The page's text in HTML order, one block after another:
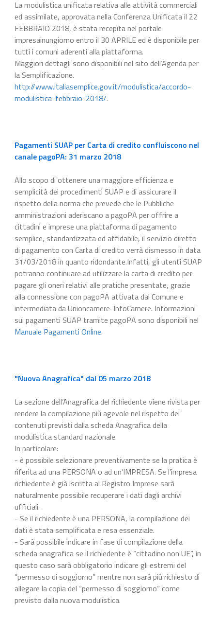
La modulistica unificata relativa alle attività commerciali
ed assimilate, approvata nella Conferenza Unificata il 22
FEBBRAIO 2018, è stata recepita nel portale
impresainungiorno entro il 30 APRILE ed è disponibile per
tutti i comuni aderenti alla piattaforma.
Maggiori dettagli sono disponibili nel sito dell’Agenda per
la Semplificazione.
http://www.italiasemplice.gov.it/modulistica/accordo-
modulistica-febbraio-2018/.
Pagamenti SUAP per Carta di credito confluiscono nel
canale pagoPA: 31 marzo 2018
Allo scopo di ottenere una maggiore efficienza e
semplicità dei procedimenti SUAP e di assicurare il
rispetto della norma che prevede che le Pubbliche
amministrazioni aderiscano a pagoPA per offrire a
cittadini e imprese una piattaforma di pagamento
semplice, standardizzata ed affidabile, il servizio diretto
di pagamento con Carta di credito verrà dismesso in data
31/03/2018 in quanto ridondante.Infatti, gli utenti SUAP
potranno continuare ad utilizzare la carta di credito per
pagare gli oneri relativi alle pratiche presentate, grazie
alla connessione con pagoPA attivata dal Comune e
intermediata da Unioncamere-InfoCamere. Informazioni
sui pagamenti SUAP tramite pagoPA sono disponibili nel
Manuale Pagamenti Online.
"Nuova Anagrafica" dal 05 marzo 2018
La sezione dell’Anagrafica del richiedente viene rivista per
rendere la compilazione più agevole nel rispetto dei
contenuti previsti dalla scheda Anagrafica della
modulistica standard nazionale.
In particolare:
- è possibile selezionare preventivamente se la pratica è
riferita ad una PERSONA o ad un’IMPRESA. Se l’impresa
richiedente è già iscritta al Registro Imprese sarà
naturalmente possibile recuperare i dati dagli archivi
ufficiali.
- Se il richiedente è una PERSONA, la compilazione dei
dati è stata semplificata e resa essenziale.
- Sarà possibile indicare in fase di compilazione della
scheda anagrafica se il richiedente è “cittadino non UE”, in
questo caso sarà obbligatorio indicare gli estremi del
“permesso di soggiorno” mentre non sarà più richiesto di
allegare la copia del “permesso di soggiorno” come
previsto dalla nuova modulistica.